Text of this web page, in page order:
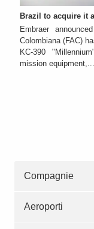
Brazil to acquire it
Embraer
Colombiana (FAC)
KC-390
mission equipment,...
Compagnie
Aeroporti